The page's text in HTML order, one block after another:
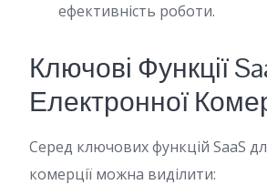
ефективність роботи.
Ключові Функції
Електронної
Серед ключових функцій SaaS
комерції можна виділити: